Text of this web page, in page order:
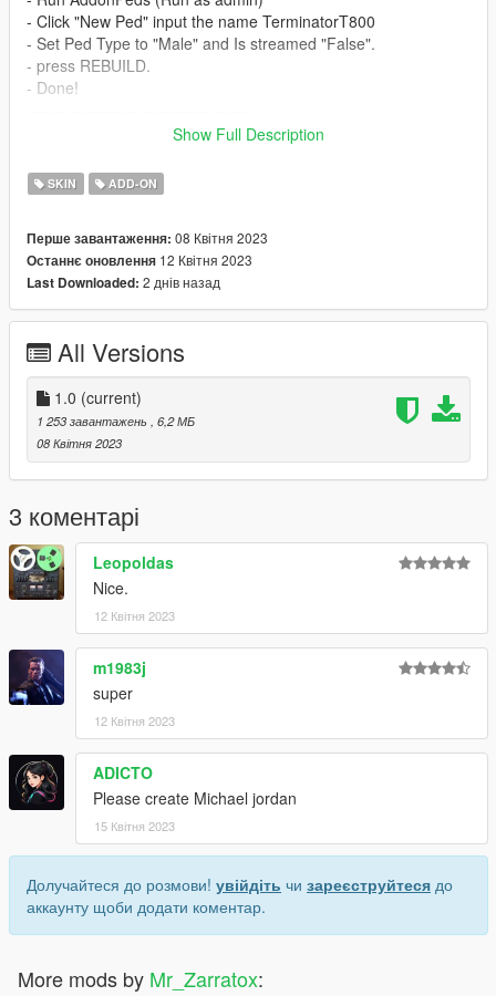
- Click "New Ped" input the name TerminatorT800
- Set Ped Type to "Male" and Is streamed "False".
- press REBUILD.
- Done!
Special thanks to RX1StrideRShow Full Description
SKIN ADD-ON
Перше завантаження: 08 Квітня 2023
Останнє оновлення 12 Квітня 2023
Last Downloaded: 2 днів назад
All Versions
1.0 (current)
1 253 завантажень
, 6,2 МБ
08 Квітня 2023
3 коментарі
Leopoldas
Nice.
12 Квітня 2023
m1983j
super
12 Квітня 2023
ADICTO
Please create Michael jordan
15 Квітня 2023
Долучайтеся до розмови! увійдіть чи зареєструйтеся до
аккаунту щоби додати коментар.
More mods by Mr_Zarratox: